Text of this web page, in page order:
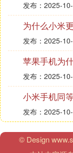
发布：2025-
为什么小米
发布：2025-
苹果手机为
发布：2025-
小米手机同
发布：2025-
© Design